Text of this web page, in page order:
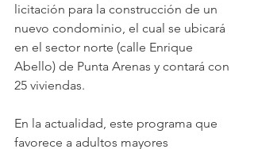
licitación para la construcción de un
nuevo condominio, el cual se ubicará
en el sector norte (calle Enrique
Abello) de Punta Arenas y contará con
25 viviendas.
En la actualidad, este programa que
favorece a adultos mayores